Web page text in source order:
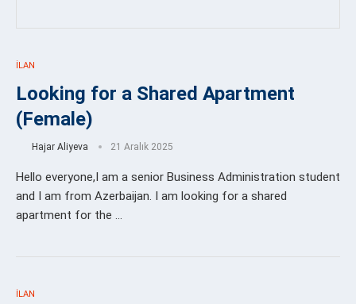
İLAN
Looking for a Shared Apartment
(Female)
Hajar Aliyeva 21 Aralık 2025
Hello everyone,I am a senior Business Administration student
and I am from Azerbaijan. I am looking for a shared
apartment for the …
İLAN